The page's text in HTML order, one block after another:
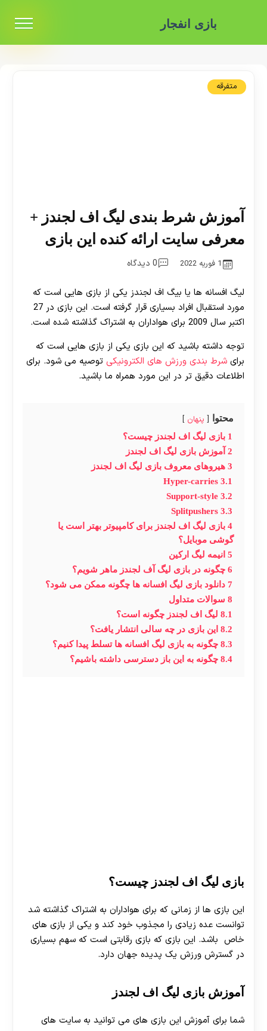
بازی انفجار
متفرقه
آموزش شرط بندی لیگ اف لجندز +
معرفی سایت ارائه کنده این بازی
1 فوریه 2022 0 دیدگاه
لیگ افسانه ها یا بیگ اف لجندز یکی از بازی هایی است که
مورد استقبال افراد بسیاری قرار گرفته است. این بازی در 27
اکتبر سال 2009 برای هواداران به اشتراک گذاشته شده است.
توجه داشته باشید که این بازی یکی از بازی هایی است که
برای شرط بندی ورزش های الکترونیکی توصیه می شود. برای
اطلاعات دقیق تر در این مورد همراه ما باشید.
محتوا پنهان
1 بازی لیگ اف لجندز چیست؟
2 آموزش بازی لیگ اف لجندز
3 هیروهای معروف بازی لیگ اف لجندز
3.1
Hyper-carries
3.2
Support-style
3.3
Splitpushers
4 بازی لیگ اف لجندز برای کامپیوتر بهتر است یا
گوشی موبایل؟
5 انیمه لیگ ارکین
6 چگونه در بازی لیگ آف لجندز ماهر شویم؟
7 دانلود بازی لیگ افسانه ها چگونه ممکن می شود؟
8 سوالات متداول
8.1 لیگ اف لجندز چگونه است؟
8.2 این بازی در چه سالی انتشار یافت؟
8.3 چگونه به بازی لیگ افسانه ها تسلط پیدا کنیم؟
8.4 چگونه به این باز دسترسی داشته باشیم؟
بازی لیگ اف لجندز چیست؟
این بازی ها از زمانی که برای هواداران به اشتراک گذاشته شد
توانست عده زیادی را مجذوب خود کند و یکی از بازی های
خاص باشد. این بازی که بازی رقابتی است که سهم بسیاری
در گسترش ورزش یک پدیده جهان دارد.
آموزش بازی لیگ اف لجندز
شما برای آموزش این بازی های می توانید به سایت های